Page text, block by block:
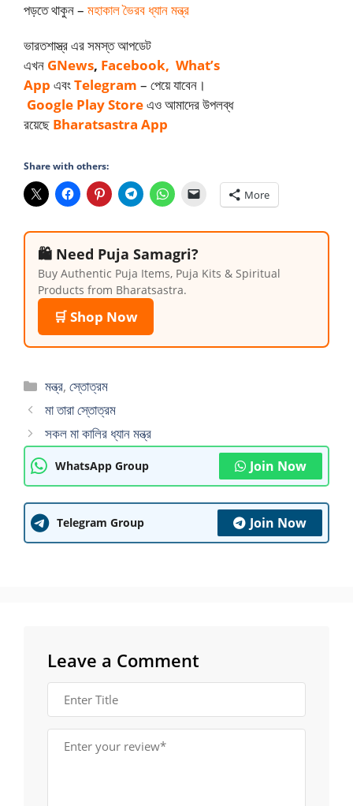
পড়তে থাকুন – মহাকাল ভৈরব ধ্যান মন্ত্র
ভারতশাস্ত্র এর সমস্ত আপডেট
এখন GNews, Facebook, What’s
App এবংTelegram – পেয়ে যাবেন।
Google PlayStoreএও আমাদের উপলব্ধ
রয়েছে Bharatsastra App
Share with others:
More
🛍️ Need Puja Samagri?
Buy Authentic Puja Items, Puja Kits & Spiritual
Products from Bharatsastra.
🛒 Shop Now
Categories
মন্ত্র,স্তোত্রম
মা তারা স্তোত্রম
সকল মা কালির ধ্যান মন্ত্র
WhatsApp Group Join Now
Telegram Group Join Now
Leave a Comment